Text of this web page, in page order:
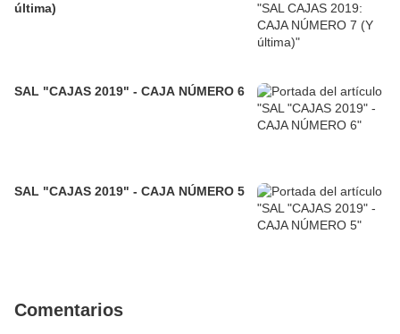
última)
SAL "CAJAS 2019" - CAJA NÚMERO 6
SAL "CAJAS 2019" - CAJA NÚMERO 5
Comentarios